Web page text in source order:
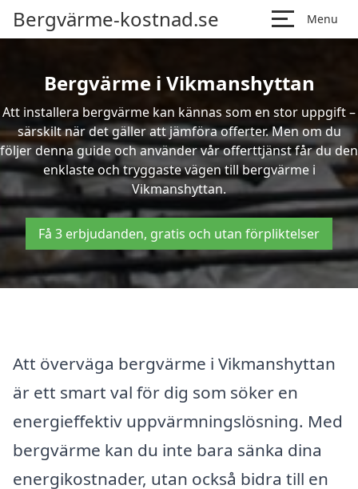
Bergvärme-kostnad.se Menu
Bergvärme i Vikmanshyttan
Att installera bergvärme kan kännas som en stor uppgift –
särskilt när det gäller att jämföra offerter. Men om du
följer denna guide och använder vår offerttjänst får du den
enklaste och tryggaste vägen till bergvärme i
Vikmanshyttan.
Få 3 erbjudanden, gratis och utan förpliktelser
Att överväga bergvärme i Vikmanshyttan
är ett smart val för dig som söker en
energieffektiv uppvärmningslösning. Med
bergvärme kan du inte bara sänka dina
energikostnader, utan också bidra till en